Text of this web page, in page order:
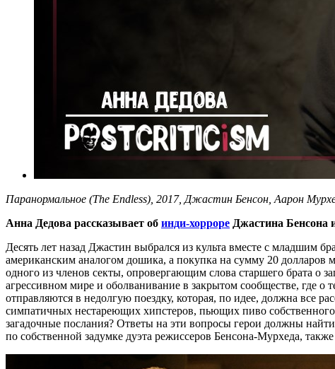
Паранормальное (The Endless), 2017, Джастин Бенсон, Аарон
Анна Дедова рассказывает об инди-хорроре Джастина Бенсона
Десять лет назад Джастин выбрался из культа вместе с младшим
американским аналогом дошика, а покупка на сумму 20 долларов
одного из членов секты, опровергающим слова старшего брата о
агрессивном мире и оболванивание в закрытом сообществе, где о
отправляются в недолгую поездку, которая, по идее, должна все
симпатичных нестареющих хипстеров, пьющих пиво
загадочные послания? Ответы на эти вопросы герои должны
по собственной задумке дуэта режиссеров Бенсона-Мурхеда,